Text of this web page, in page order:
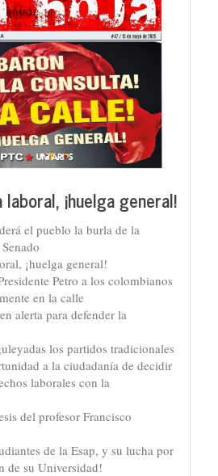
¡huelga general!
el pueblo la burla de la
¡huelga general!
Petro a los colombianos
en la calle
alerta para defender la
los partidos tradicionales
a la ciudadanía de decidir
laborales con la
del profesor Francisco
de la Esap, y su lucha por
de su Universidad!